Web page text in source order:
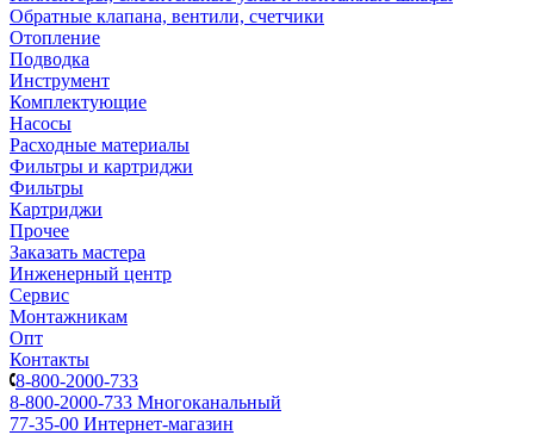
Обратные клапана, вентили, счетчики
Отопление
Подводка
Инструмент
Комплектующие
Насосы
Расходные материалы
Фильтры и картриджи
Фильтры
Картриджи
Прочее
Заказать мастера
Инженерный центр
Сервис
Монтажникам
Опт
Контакты
8-800-2000-733
8-800-2000-733 Многоканальный
77-35-00 Интернет-магазин